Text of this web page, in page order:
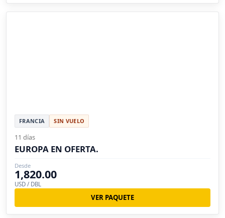
FRANCIA SIN VUELO
11 días
EUROPA EN OFERTA.
Desde
1,820.00
USD / DBL
VER PAQUETE